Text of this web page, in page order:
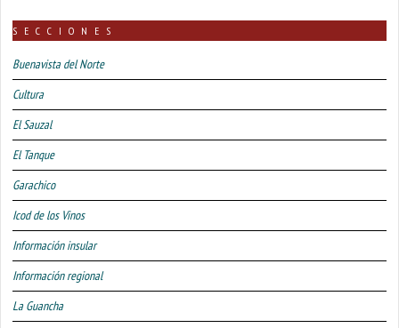
SECCIONES
Buenavista del Norte
Cultura
El Sauzal
El Tanque
Garachico
Icod de los Vinos
Información insular
Información regional
La Guancha